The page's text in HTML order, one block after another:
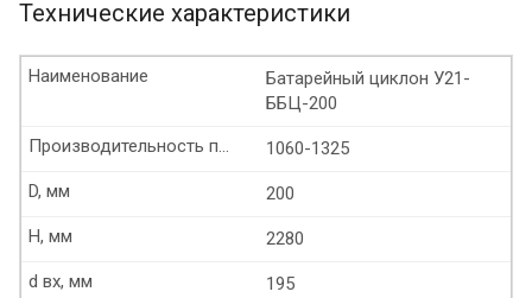
Технические характеристики
Батарейный циклон У21-
ББЦ-200
Наименование
1060-1325
Производительность по воздуху м3/ч
200
D, мм
2280
Н, мм
195
d вх, мм